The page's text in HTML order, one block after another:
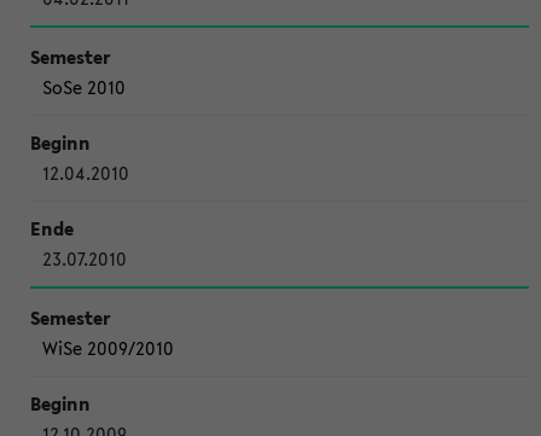
SoSe 2010
12.04.2010
23.07.2010
WiSe 2009/2010